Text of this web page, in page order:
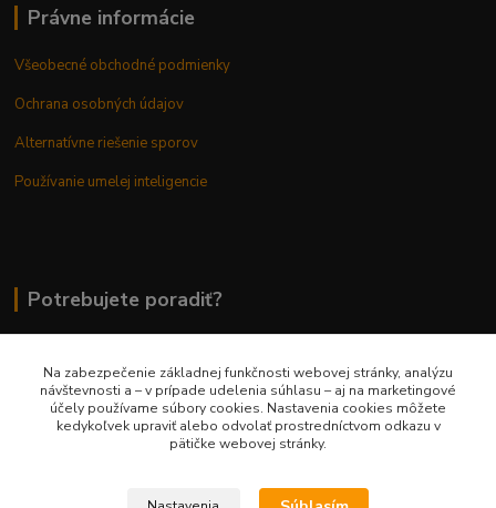
Právne informácie
Všeobecné obchodné podmienky
Ochrana osobných údajov
Alternatívne riešenie sporov
Používanie umelej inteligencie
Potrebujete poradiť?
0948 236 042
info@margaretkashop.sk
Na zabezpečenie základnej funkčnosti webovej stránky, analýzu
návštevnosti a – v prípade udelenia súhlasu – aj na marketingové
účely používame súbory cookies. Nastavenia cookies môžete
kedykoľvek upraviť alebo odvolať prostredníctvom odkazu v
pätičke webovej stránky.